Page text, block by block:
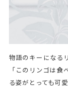
物語のキーになる
「このリンゴは
る姿がとっても可